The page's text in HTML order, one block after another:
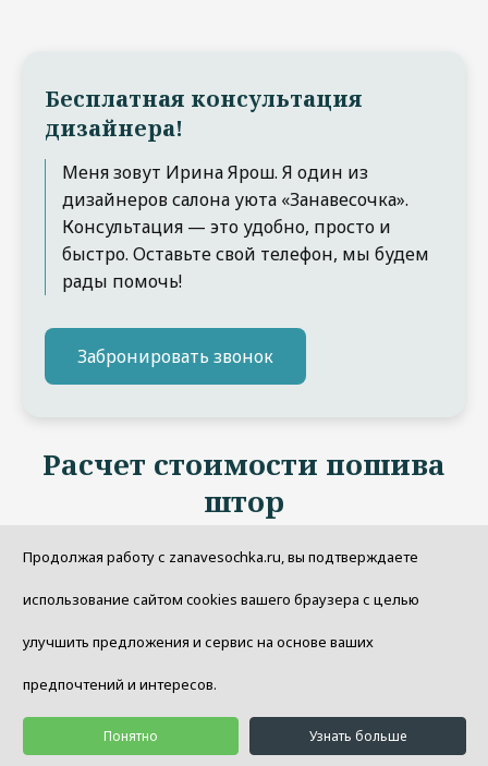
Бесплатная консультация
дизайнера!
Меня зовут Ирина Ярош. Я один из
дизайнеров салона уюта «Занавесочка».
Консультация — это удобно, просто и
быстро. Оставьте свой телефон, мы будем
рады помочь!
Забронировать звонок
Расчет стоимости пошива
штор
Продолжая работу с zanavesochka.ru, вы подтверждаете
использование сайтом cookies вашего браузера с целью
улучшить предложения и сервис на основе ваших
предпочтений и интересов.
Понятно Узнать больше